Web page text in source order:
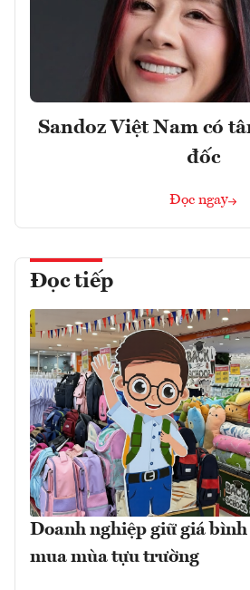
Sandoz Việt Nam có
đốc
Đọc ngay
Đọc tiếp
Doanh nghiệp giữ giá bình
mua mùa tựu trường